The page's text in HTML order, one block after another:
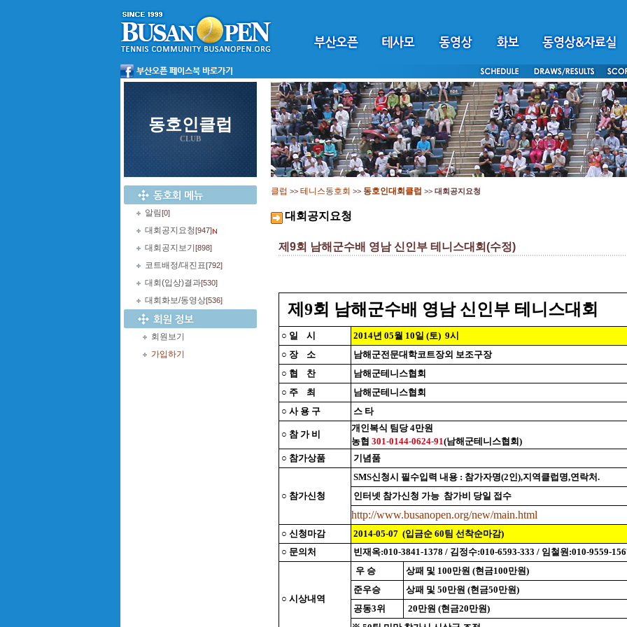
동호인클럽
CLUB
알림[0]
대회공지요청[947]
대회공지보기 [898]
코트배정/대진표[792]
대회(입상)결과[530]
대회화보/동영상[536]
회원보기
가입하기
클럽 >> 테니스동호회 >> 동호인대회클럽 >> 대회공지요청
대회공지요청
제9회 남해군수배 영남 신인부 테니스대회(수정)
제9회 남해군수배 영남 신인부 테니스대회
○ 일 시 2014년 05월 10일 (토) 9시
○ 장
소
남해군전문대학코트장외 보조구장
○ 협
찬
남해군테니스협회
○ 주
최
남해군테니스협회
○ 사 용 구
스 타
○ 참 가 비
개인복식 팀당 4만원
농협 301-0144-0624-91(남해군테니스협회)
○ 참가상품
기념품
○ 참가신청
SMS신청시 필수입력 내용 : 참가자명(2인),지역클럽명,연락처.
인터넷 참가신청 가능 참가비 당일 접수
http://www.busanopen.org/new/main.html
○ 신청마감 2014-05-07 (입금순 60팀 선착순마감)
○ 문의처
빈재옥:010-3841-1378 / 김정수:010-6593-333 / 임철원:010-9559-
○ 시상내역
우 승
상패 및 100만원 (현금100만원)
준우승
상패 및 50만원 (현금50만원)
공동3위
20만원 (현금20만원)